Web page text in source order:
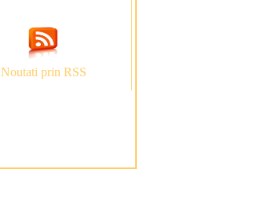
Noutati prin RSS